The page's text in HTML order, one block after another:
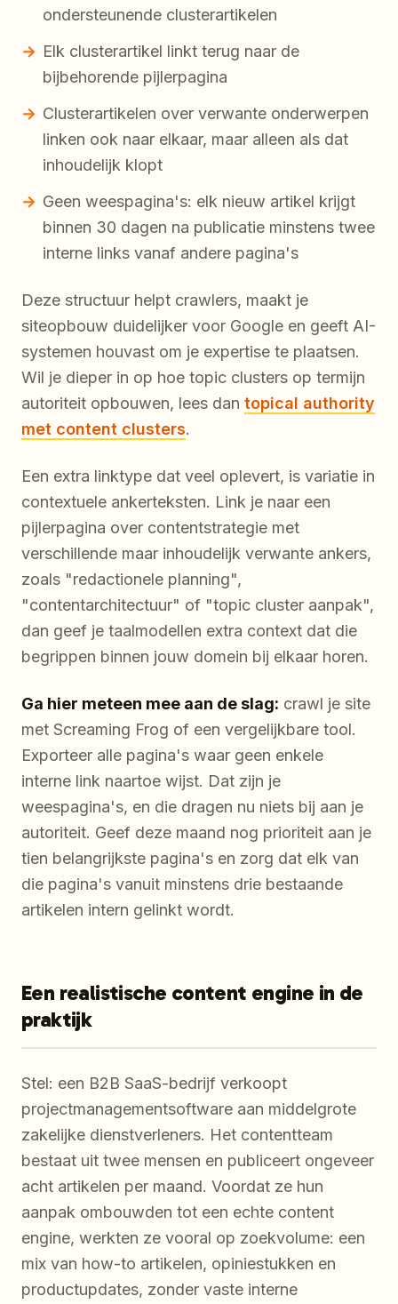
ondersteunende clusterartikelen
Elk clusterartikel linkt terug naar de
bijbehorende pijlerpagina
Clusterartikelen over verwante onderwerpen
linken ook naar elkaar, maar alleen als dat
inhoudelijk klopt
Geen weespagina's: elk nieuw artikel krijgt
binnen 30 dagen na publicatie minstens twee
interne links vanaf andere pagina's
Deze structuur helpt crawlers, maakt je
siteopbouw duidelijker voor Google en geeft AI-
systemen houvast om je expertise te plaatsen.
Wil je dieper in op hoe topic clusters op termijn
autoriteit opbouwen, lees dan topical authority
met content clusters.
Een extra linktype dat veel oplevert, is variatie in
contextuele ankerteksten. Link je naar een
pijlerpagina over contentstrategie met
verschillende maar inhoudelijk verwante ankers,
zoals "redactionele planning",
"contentarchitectuur" of "topic cluster aanpak",
dan geef je taalmodellen extra context dat die
begrippen binnen jouw domein bij elkaar horen.
Ga hier meteen mee aan de slag: crawl je site
met Screaming Frog of een vergelijkbare tool.
Exporteer alle pagina's waar geen enkele
interne link naartoe wijst. Dat zijn je
weespagina's, en die dragen nu niets bij aan je
autoriteit. Geef deze maand nog prioriteit aan je
tien belangrijkste pagina's en zorg dat elk van
die pagina's vanuit minstens drie bestaande
artikelen intern gelinkt wordt.
Een realistische content engine in de
praktijk
Stel: een B2B SaaS-bedrijf verkoopt
projectmanagementsoftware aan middelgrote
zakelijke dienstverleners. Het contentteam
bestaat uit twee mensen en publiceert ongeveer
acht artikelen per maand. Voordat ze hun
aanpak ombouwden tot een echte content
engine, werkten ze vooral op zoekvolume: een
mix van how-to artikelen, opiniestukken en
productupdates, zonder vaste interne